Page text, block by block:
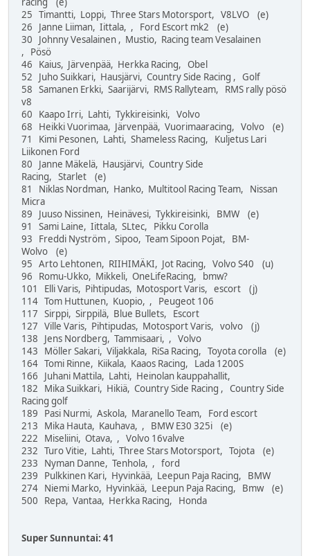
25 Timantti, Loppi, Three Stars Motorsport, V8LVO (e)
26 Janne Liiman, Iittala, , Ford Escort mk2 (e)
30 Johnny Vesalainen , Mustio, Racing team Vesalainen
, Pösö
46 Kaius, Järvenpää, Herkka Racing, Obel
52 Juho Suikkari, Hausjärvi, Country Side Racing , Golf
58 Samanen Erkki, Saarijärvi, RMS Rallyteam, RMS rally pösö
v8
60 Kaapo Irri, Lahti, Tykkireisinki, Volvo
68 Heikki Vuorimaa, Järvenpää, Vuorimaaracing, Volvo (e)
71 Kimi Pesonen, Lahti, Shameless Racing, Kuljetus Lari
Liikonen Ford
80 Janne Mäkelä, Hausjärvi, Country Side
Racing, Starlet (e)
81 Niklas Nordman, Hanko, Multitool Racing Team, Nissan
Micra
89 Juuso Nissinen, Heinävesi, Tykkireisinki, BMW (e)
91 Sami Laine, Iittala, SLtec, Pikku Corolla
93 Freddi Nyström , Sipoo, Team Sipoon Pojat, BM-
Wolvo (e)
95 Arto Lehtonen, RIIHIMÄKI, Jot Racing, Volvo S40 (u)
96 Romu-Ukko, Mikkeli, OneLifeRacing, bmw?
101 Elli Varis, Pihtipudas, Motosport Varis, escort (j)
114 Tom Huttunen, Kuopio, , Peugeot 106
117 Sirppi, Sirppilä, Blue Bullets, Escort
127 Ville Varis, Pihtipudas, Motosport Varis, volvo (j)
138 Jens Nordberg, Tammisaari, , Volvo
143 Möller Sakari, Viljakkala, RiSa Racing, Toyota corolla (e)
164 Tomi Rinne, Kiikala, Kaaos Racing, Lada 1200S
166 Juhani Mattila, Lahti, Heinolan kauppahallit,
182 Mika Suikkari, Hikiä, Country Side Racing , Country Side
Racing golf
189 Pasi Nurmi, Askola, Maranello Team, Ford escort
213 Mika Hauta, Kauhava, , BMW E30 325i (e)
222 Miseliini, Otava, , Volvo 16valve
232 Turo Vitie, Lahti, Three Stars Motorsport, Tojota (e)
233 Nyman Danne, Tenhola, , ford
239 Pulkkinen Kari, Hyvinkää, Leepun Paja Racing, BMW
274 Niemi Marko, Hyvinkää, Leepun Paja Racing, Bmw (e)
500 Repa, Vantaa, Herkka Racing, Honda
Super Sunnuntai: 41